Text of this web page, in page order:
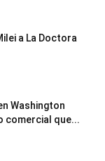
a La Doctora
Washington
comercial que...